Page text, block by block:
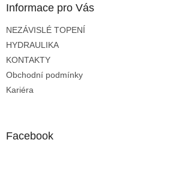
Informace pro Vás
NEZÁVISLÉ TOPENÍ
HYDRAULIKA
KONTAKTY
Obchodní podmínky
Kariéra
Facebook